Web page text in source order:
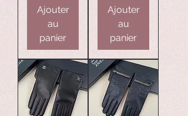
Ajouter
au
panier
Ajouter
au
panier